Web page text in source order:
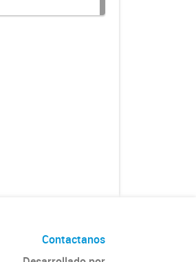
Contactanos